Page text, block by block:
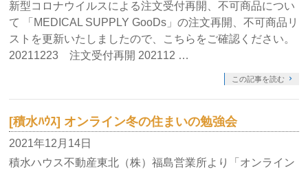
新型コロナウイルスによる注文受付再開、不可商品につい
て 「MEDICAL SUPPLY GooDs」の注文再開、不可商品リ
ストを更新いたしましたので、こちらをご確認ください。
20211223 注文受付再開 202112 …
この記事を読む
[積水ﾊｳｽ] オンライン冬の住まいの勉強会
2021年12月14日
積水ハウス不動産東北（株）福島営業所より「オンライン